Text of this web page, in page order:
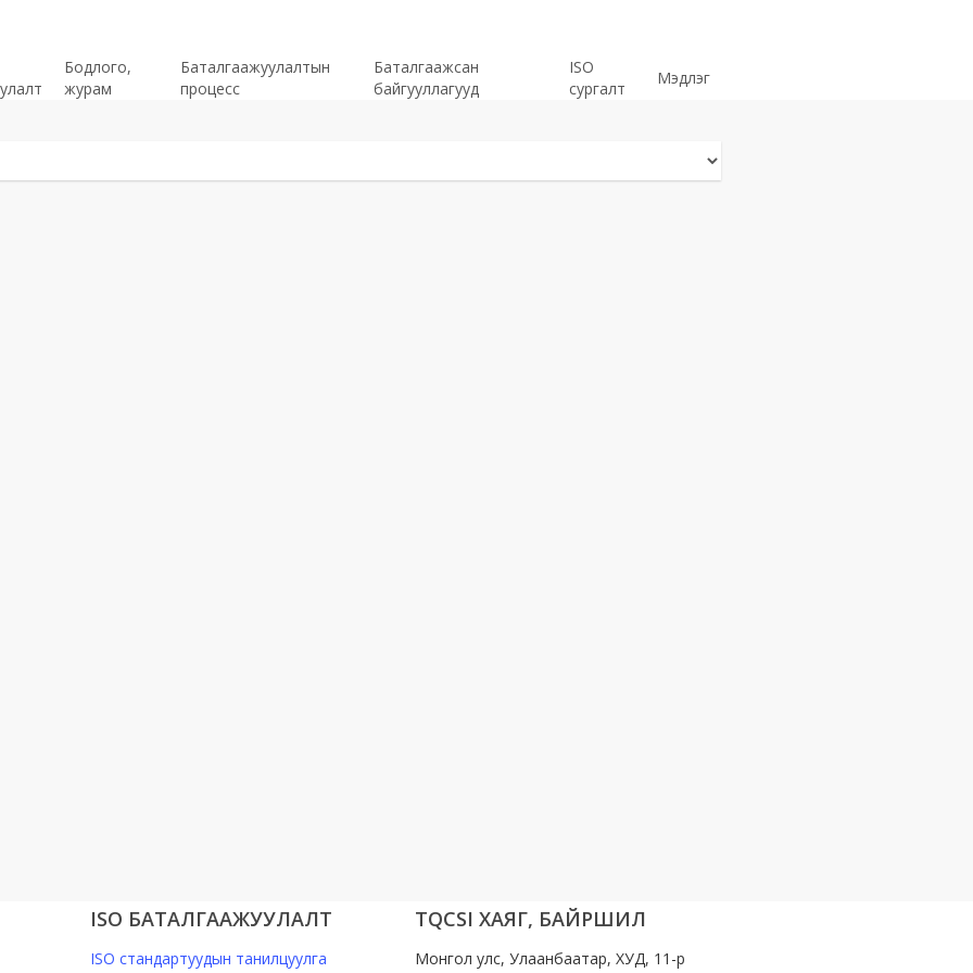
Бодлого,
журам
Баталгаажуулалтын
процесс
Баталгаажсан
байгууллагууд
ISO
сургалт
Мэдлэг
ISO БАТАЛГААЖУУЛАЛТ
ISO стандартуудын танилцуулга
TQCSI ХАЯГ, БАЙРШИЛ
Монгол улс, Улаанбаатар, ХУД, 11-р